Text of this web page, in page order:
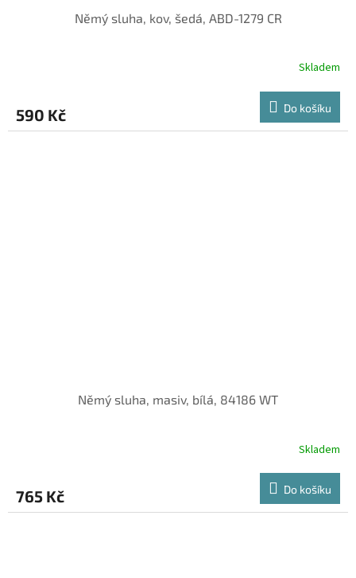
Němý sluha, kov, šedá, ABD-1279 CR
Skladem
590 Kč Do košíku
Němý sluha, masiv, bílá, 84186 WT
Skladem
765 Kč Do košíku